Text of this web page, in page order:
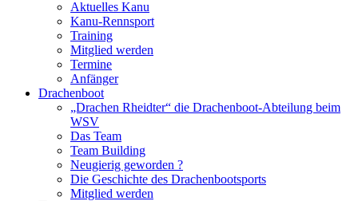
Aktuelles Kanu
Kanu-Rennsport
Training
Mitglied werden
Termine
Anfänger
Drachenboot
„Drachen Rheidter“ die Drachenboot-Abteilung beim
WSV
Das Team
Team Building
Neugierig geworden ?
Die Geschichte des Drachenbootsports
Mitglied werden